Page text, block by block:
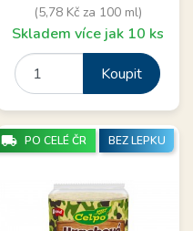
(5,78 Kč za 100 ml)
Skladem více jak 10 ks
Koupit
local_shipping PO CELÉ ČR BEZ LEPKU